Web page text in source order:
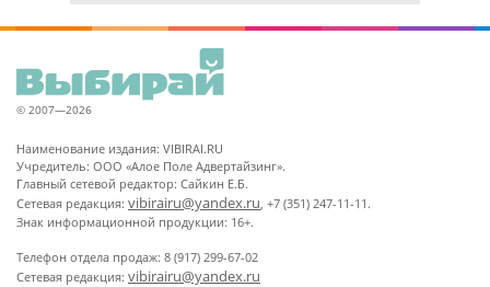
© 2007—2026
Наименование издания: VIBIRAI.RU
Учредитель: ООО «Алое Поле Адвертайзинг».
Главный сетевой редактор: Сайкин Е.Б.
Сетевая редакция: vibirairu@yandex.ru, +7 (351) 247-11-11.
Знак информационной продукции: 16+.
Телефон отдела продаж: 8 (917) 299-67-02
Сетевая редакция: vibirairu@yandex.ru